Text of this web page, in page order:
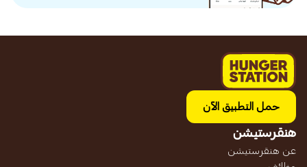
حمل التطبيق الآن
هنقرستيشن
عن هنقرستيشن